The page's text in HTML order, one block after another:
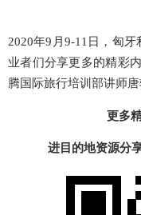
2020年9月9-11日， 匈牙
业者们分享更多的精彩
腾国际旅行培训部讲师
更多
进目的地资源分